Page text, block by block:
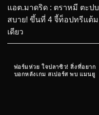
แอต.มาดริด : ตราหมี ตะปบ
สบาย! ขึ้นที่ 4 จี้ท็อปทรีแต้ม
เดียว
ฟอร์มห่วย ใจปลาซิว! สิ่งที่อยาก
บอกหลังเกม สเปอร์ส พบ แมนยู